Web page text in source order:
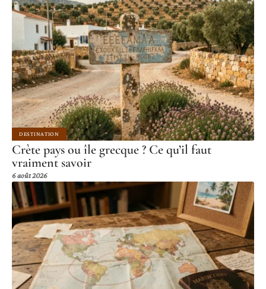
DESTINATION
Crète pays ou île grecque ? Ce qu’il faut
vraiment savoir
6 août 2026